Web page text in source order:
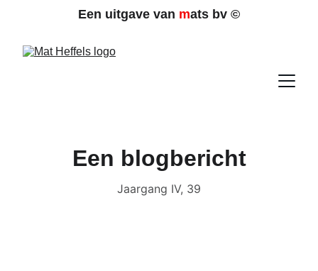
Een uitgave van mats bv ©
Een blogbericht
Jaargang IV, 39